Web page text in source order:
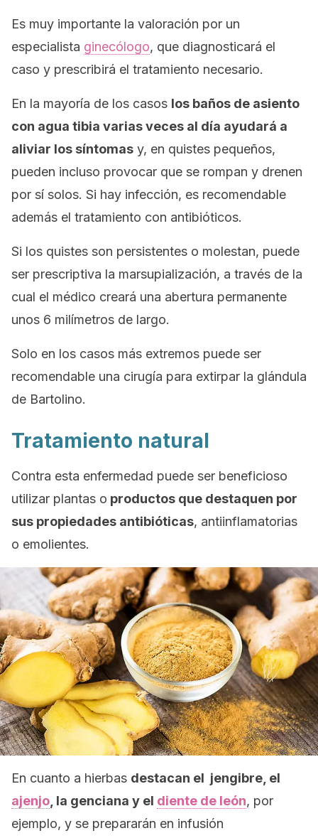
Es muy importante la valoración por un
especialista ginecólogo, que diagnosticará el
caso y prescribirá el tratamiento necesario.
En la mayoría de los casos los baños de asiento
con agua tibia varias veces al día ayudará a
aliviar los síntomas y, en quistes pequeños,
pueden incluso provocar que se rompan y drenen
por sí solos. Si hay infección, es recomendable
además el tratamiento con antibióticos.
Si los quistes son persistentes o molestan, puede
ser prescriptiva la marsupialización, a través de la
cual el médico creará una abertura permanente
unos 6 milímetros de largo.
Solo en los casos más extremos puede ser
recomendable una cirugía para extirpar la glándula
de Bartolino.
Tratamiento natural
Contra esta enfermedad puede ser beneficioso
utilizar plantas o productos que destaquen por
sus propiedades antibióticas, antiinflamatorias
o emolientes.
En cuanto a hierbas destacan el jengibre, el
ajenjo , la genciana y el diente de león, por
ejemplo, y se prepararán en infusión